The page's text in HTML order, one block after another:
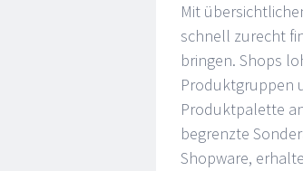
Mit
schnell zurecht
bringen. Shops
Produktgruppen
Produktpalette
begrenzte
Shopware,